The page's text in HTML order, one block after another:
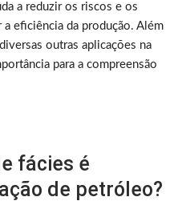
a reduzir os riscos e os
eficiência da produção. Além
outras aplicações na
para a compreensão
fácies é
de petróleo?